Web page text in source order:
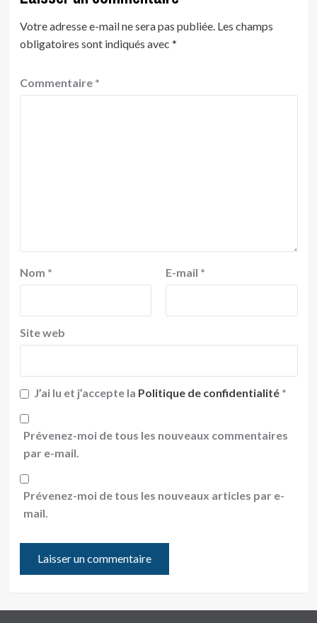
Votre adresse e-mail ne sera pas publiée. Les champs
obligatoires sont indiqués avec *
Commentaire *
Nom * E-mail *
Site web
J’ai lu et j’accepte la Politique de confidentialité *
Prévenez-moi de tous les nouveaux commentaires
par e-mail.
Prévenez-moi de tous les nouveaux articles par e-
mail.